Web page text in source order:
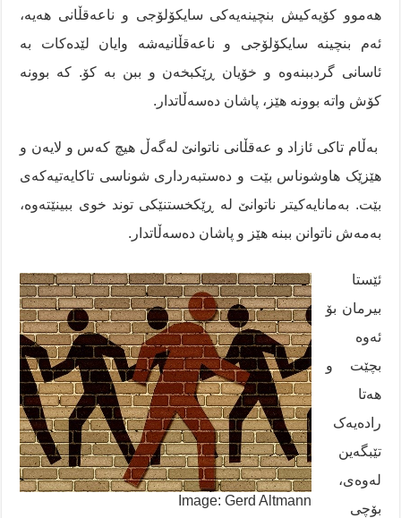
ھەموو کۆیەکیش بنچینەیەکی سایکۆلۆجی و ناعەقڵانی ھەیە،
ئەم بنچینە سایکۆلۆجی و ناعەقڵانیەشە وایان لێدەکات بە
ئاسانی گردببنەوە و خۆیان ڕێکبخەن و ببن بە کۆ. کە بوونە
کۆش واتە بوونە ھێز، پاشان دەسەڵاتدار.
بەڵام تاکی ئازاد و عەقڵانی ناتوانێ لەگەڵ ھیچ کەس و لایەن و
ھێزێک ھاوشوناس بێت و دەستبەرداری شوناسی تاکایەتیەکەی
بێت. بەمانایەکیتر ناتوانێ لە ڕێکخستنێکی توند خوی ببینێتەوە،
بەمەش ناتوانن ببنە ھێز و پاشان دەسەڵاتدار.
Image: Gerd Altmann
ئێستا
بیرمان بۆ
ئەوە
بچێت و
هەتا
رادەیەک
تێبگەین
لەوەی،
بۆچی